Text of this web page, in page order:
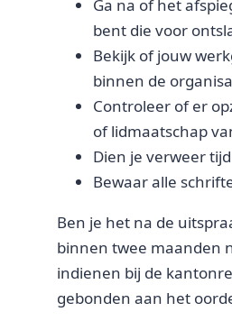
Ga na of het
bent die voor
Bekijk of jouw
binnen de
Controleer of er
of lidmaatschap
Dien je verweer
Bewaar alle
Ben je het na de
binnen twee maanden
indienen bij de
gebonden aan het